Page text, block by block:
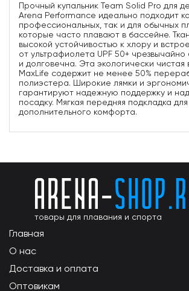
Прочный купальник Team Solid Pro для
Arena Performance идеально подходит
профессиональных, так и для обычных
которые часто плавают в бассейне.
высокой устойчивостью к хлору и
от ультрафиолета UPF 50+
и долговечна. Эта экологически чистая
MaxLife содержит не менее 50%
полиэстера. Широкие лямки и
гарантируют надежную поддержку и
посадку. Мягкая передняя подкладка для
дополнительного комфорта.
товары для плавания и спорта
Главная
О нас
Доставка и оплата
Оптовикам